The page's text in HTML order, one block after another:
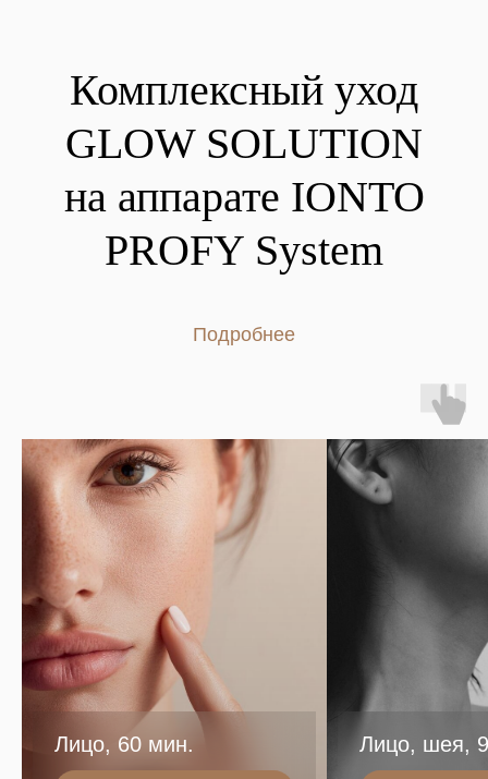
Комплексный уход
GLOW SOLUTION
на аппарате IONTO
PROFY System
Подробнее
Лицо, 60 мин. Лицо, шея,